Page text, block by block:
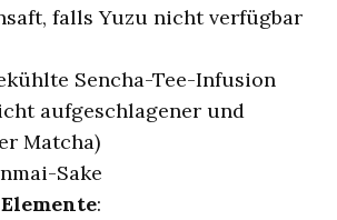
falls Yuzu nicht verfügbar
Sencha-Tee-Infusion
aufgeschlagener und
Matcha)
Sake
: